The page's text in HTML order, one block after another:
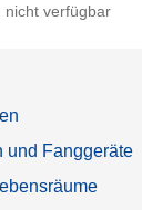
nicht verfügbar
und Fanggeräte